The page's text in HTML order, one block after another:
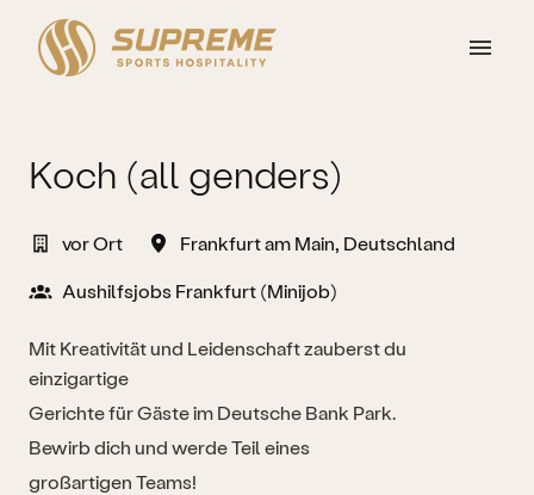
Inhalt
springenStartseite
Koch (all genders)
vor Ort Frankfurt am Main, Deutschland
Aushilfsjobs Frankfurt (Minijob)
Mit Kreativität und Leidenschaft zauberst du
einzigartige
Gerichte für Gäste im Deutsche Bank Park.
Bewirb dich und werde Teil eines
großartigen Teams!